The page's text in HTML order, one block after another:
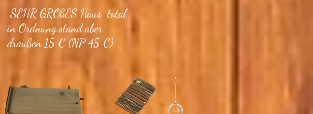
SEHR GROßES Haus total
in Ordnung stand aber
draußen 15 € (NP 45 €)